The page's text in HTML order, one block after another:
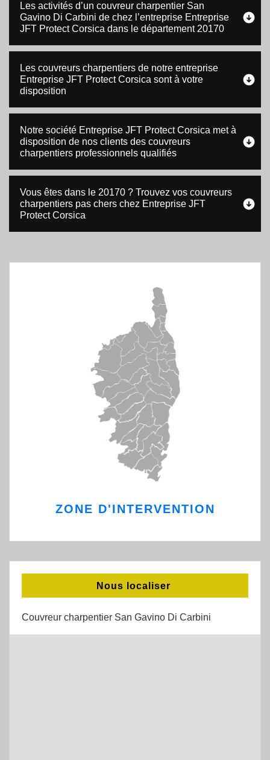
Les activités d’un couvreur charpentier San
Gavino Di Carbini de chez l’entreprise Entreprise
JFT Protect Corsica dans le département 20170
Les couvreurs charpentiers de notre entreprise
Entreprise JFT Protect Corsica sont à votre
disposition
Notre société Entreprise JFT Protect Corsica met à
disposition de nos clients des couvreurs
charpentiers professionnels qualifiés
Vous êtes dans le 20170 ? Trouvez vos couvreurs
charpentiers pas chers chez Entreprise JFT
Protect Corsica
ZONE D'INTERVENTION
Nous localiser
Couvreur charpentier San Gavino Di Carbini